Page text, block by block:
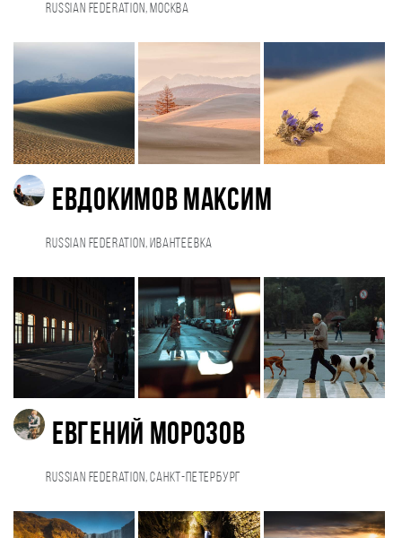
Russian Federation, Москва
Евдокимов Максим
Russian Federation, Ивантеевка
Евгений Морозов
Russian Federation, Санкт-Петербург